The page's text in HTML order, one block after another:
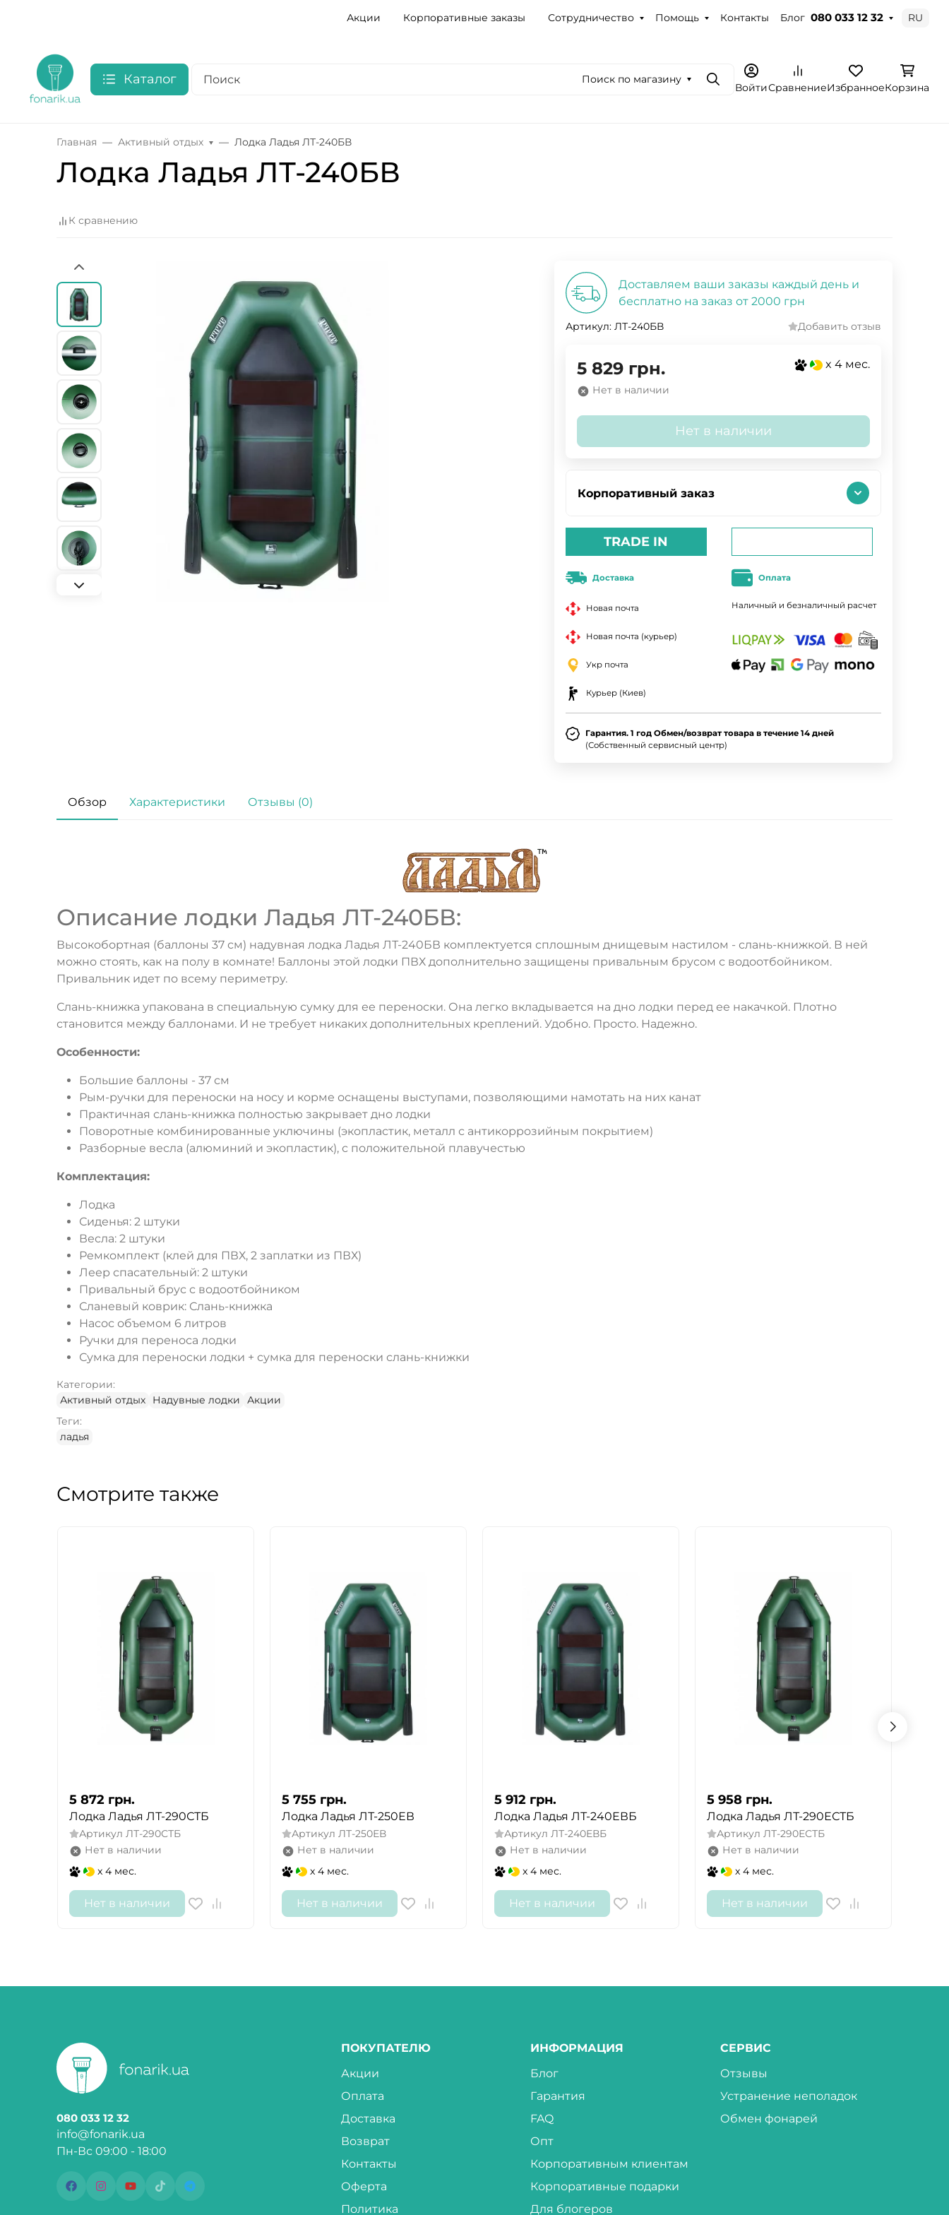
Акции Корпоративные заказы Сотрудничество Помощь Контакты Блог 080 033 12 32 RU
Каталог Поиск по магазину
ПоискВойтиСравнениеИзбранноеКорзина
Главная Активный отдых Лодка Ладья ЛТ-240БВ
Лодка Ладья ЛТ-240БВ
К сравнению
Доставляем ваши заказы каждый день и
бесплатно на заказ от 2000 грн
Артикул: ЛТ-240БВ Добавить отзыв
5 829 грн. x 4 мес.
Нет в наличии
Нет в наличии
Корпоративный заказ
TRADE IN
Доставка
Новая почта
Новая почта (курьер)
Укр почта
Курьер (Киев)
Оплата
Наличный и безналичный расчет
Гарантия. 1 год Обмен/возврат товара в течение 14 дней
(Собственный сервисный центр)
Обзор Характеристики Отзывы (0)
Описание лодки Ладья ЛТ-240БВ:
Высокобортная (баллоны 37 см) надувная лодка Ладья ЛТ-240БВ комплектуется сплошным днищевым настилом - слань-книжкой. В ней
можно стоять, как на полу в комнате! Баллоны этой лодки ПВХ дополнительно защищены привальным брусом с водоотбойником.
Привальник идет по всему периметру.
Слань-книжка упакована в специальную сумку для ее переноски. Она легко вкладывается на дно лодки перед ее накачкой. Плотно
становится между баллонами. И не требует никаких дополнительных креплений. Удобно. Просто. Надежно.
Особенности:
Большие баллоны - 37 см
Рым-ручки для переноски на носу и корме оснащены выступами, позволяющими намотать на них канат
Практичная слань-книжка полностью закрывает дно лодки
Поворотные комбинированные уключины (экопластик, металл с антикоррозийным покрытием)
Разборные весла (алюминий и экопластик), с положительной плавучестью
Комплектация:
Лодка
Сиденья: 2 штуки
Весла: 2 штуки
Ремкомплект (клей для ПВХ, 2 заплатки из ПВХ)
Леер спасательный: 2 штуки
Привальный брус с водоотбойником
Сланевый коврик: Слань-книжка
Насос объемом 6 литров
Ручки для переноса лодки
Сумка для переноски лодки + сумка для переноски слань-книжки
Категории:
Активный отдых
Надувные лодки
Акции
Теги:
ладья
Смотрите также
5 872 грн.
Лодка Ладья ЛТ-290СТБ
Артикул ЛТ-290СТБ
Нет в наличии
x 4 мес.
Нет в наличии
5 755 грн.
Лодка Ладья ЛТ-250ЕВ
Артикул ЛТ-250ЕВ
Нет в наличии
x 4 мес.
Нет в наличии
5 912 грн.
Лодка Ладья ЛТ-240ЕВБ
Артикул ЛТ-240ЕВБ
Нет в наличии
x 4 мес.
Нет в наличии
5 958 грн.
Лодка Ладья ЛТ-290ЕСТБ
Артикул ЛТ-290ЕСТБ
Нет в наличии
x 4 мес.
Нет в наличии
080 033 12 32
info@fonarik.ua
Пн-Вс 09:00 - 18:00
ПОКУПАТЕЛЮ
Акции
Оплата
Доставка
Возврат
Контакты
Оферта
Политика
ИНФОРМАЦИЯ
Блог
Гарантия
FAQ
Опт
Корпоративным клиентам
Корпоративные подарки
Для блогеров
СЕРВИС
Отзывы
Устранение неполадок
Обмен фонарей